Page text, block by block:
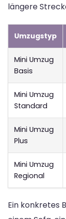
längere
Umzugstyp
Mini Umzug
Basis
Mini Umzug
Standard
Mini Umzug
Plus
Mini Umzug
Regional
Ein konkretes